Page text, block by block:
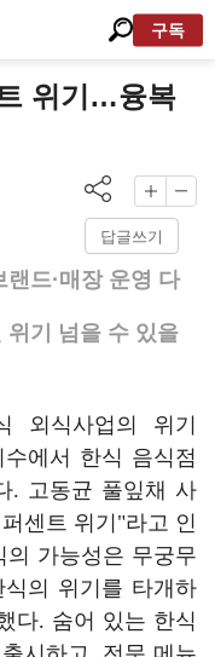
구독
위기…융복
답글쓰기
드·매장 운영 다
기 넘을 수 있을
외식사업의 위기
에서 한식 음식점
. 고동균 풀잎채 사
센트 위기 "라고 인
가능성은 무궁무
식의 위기를 타개하
다. 숨어 있는 한식